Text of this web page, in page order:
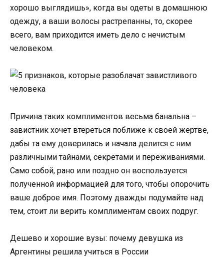
хорошо выглядишь», когда вы одеты в домашнюю
одежду, а ваши волосы растрепанны, то, скорее
всего, вам приходится иметь дело с нечистым
человеком.
Причина таких комплиментов весьма банальна –
завистник хочет втереться поближе к своей жертве,
дабы та ему доверилась и начала делится с ним
различными тайнами, секретами и переживаниями.
Само собой, рано или поздно он воспользуется
полученной информацией для того, чтобы опорочить
ваше доброе имя. Поэтому дважды подумайте над
тем, стоит ли верить комплиментам своих подруг.
Дешево и хорошие вузы: почему девушка из
Аргентины решила учиться в России